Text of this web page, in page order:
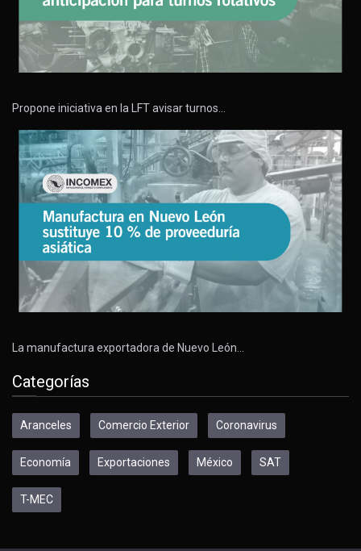
Propone iniciativa en la LFT avisar turnos…
La manufactura exportadora de Nuevo León…
Categorías
Aranceles Comercio Exterior Coronavirus
Economía Exportaciones México SAT
T-MEC